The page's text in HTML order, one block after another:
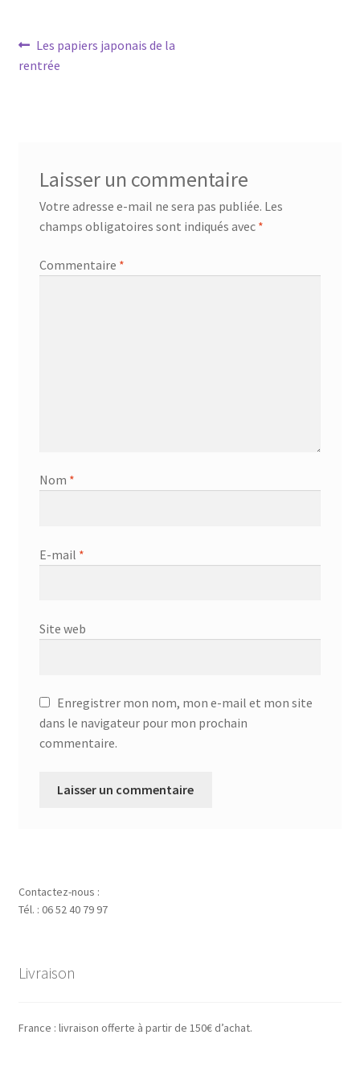
Navigation
de
Article
précédent :
Les papiers japonais de la
rentrée
Laisser un commentaire
Votre adresse e-mail ne sera pas publiée. Les
champs obligatoires sont indiqués avec *
Commentaire *
Nom *
E-mail *
Site web
Enregistrer mon nom, mon e-mail et mon site
dans le navigateur pour mon prochain
commentaire.
Contactez-nous :
Tél. : 06 52 40 79 97
Livraison
France : livraison offerte à partir de 150€ d’achat.